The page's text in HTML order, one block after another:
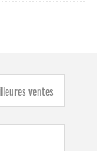
ventes